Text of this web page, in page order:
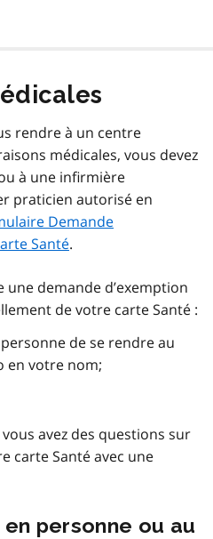
rendre à un centre
médicales, vous devez
à une infirmière
praticien autorisé en
Demande
Santé.
demande d’exemption
de votre carte Santé :
de se rendre au
en votre nom;
avez des questions sur
carte Santé avec une
personne ou au